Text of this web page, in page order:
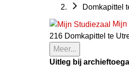
Domkapittel
216 Domkapittel te
Meer...
Uitleg bij